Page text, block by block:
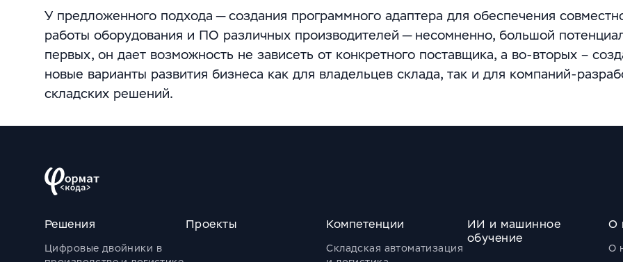
У предложенного подхода — создания программного адаптера для обеспечения
работы оборудования и ПО различных производителей — несомненно, большой
первых, он дает возможность не зависеть от конкретного поставщика, а во-вторых –
новые варианты развития бизнеса как для владельцев склада, так и для компаний-
складских решений.
Решения
Цифровые двойники в
Проекты Компетенции
Складская автоматизация
ИИ и машинное
обучение
О
О